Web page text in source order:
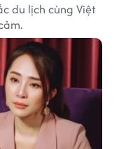
du lịch cùng Việt